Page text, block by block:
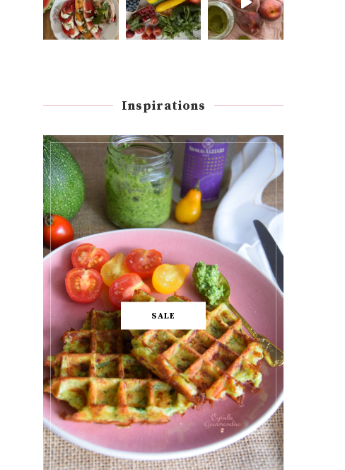
Inspirations
SALE